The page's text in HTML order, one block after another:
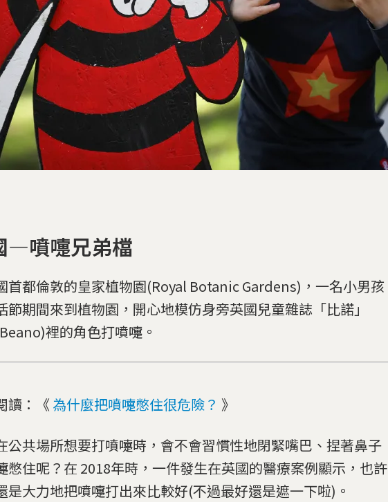
—噴嚏兄弟檔
首都倫敦的皇家植物園(Royal Botanic Gardens)，一名小男孩
節期間來到植物園，開心地模仿身旁英國兒童雜誌「比諾」
裡的角色打噴嚏。
讀：《 為什麼把噴嚏憋住很危險？ 》
公共場所想要打噴嚏時，會不會習慣性地閉緊嘴巴、捏著鼻子
憋住呢？在 2018年時，一件發生在英國的醫療案例顯示，也許
是大力地把噴嚏打出來比較好(不過最好還是遮一下啦)。